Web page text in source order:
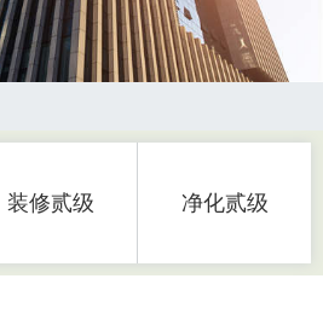
装修贰级 净化贰级